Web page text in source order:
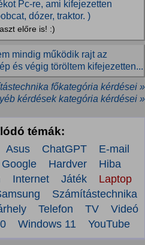
Pc-re, ami kifejezetten
dózer, traktor. )
előre is! :)
mindig működik rajt az
és végig töröltem kifejezetten...
főkategória kérdései »
kérdések kategória kérdései »
témák:
Asus ChatGPT
E-mail
Google Hardver
Hiba
Internet Játék
Laptop
Számítástechnika
Telefon TV
Videó
Windows 11 YouTube